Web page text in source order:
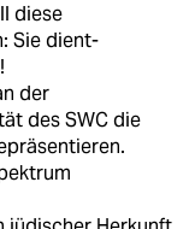
diese
Sie dient-
der
des SWC die